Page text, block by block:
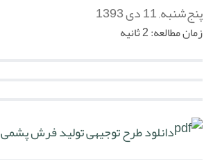
پنج‌شنبه, 11 دی 1393
زمان مطالعه: 2 ثانیه
دانلود طرح توجیهی تولید فرش پشمی